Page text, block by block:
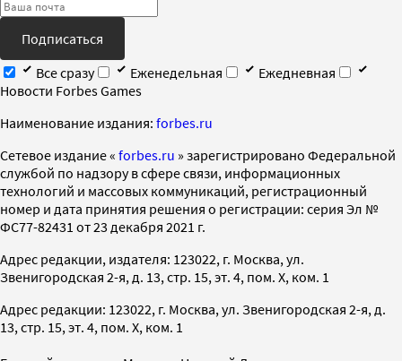
Подписаться
Все сразу
Еженедельная
Ежедневная
Новости Forbes Games
Наименование издания: forbes.ru
Cетевое издание « forbes.ru » зарегистрировано Федеральной
службой по надзору в сфере связи, информационных
технологий и массовых коммуникаций, регистрационный
номер и дата принятия решения о регистрации: серия Эл №
ФС77-82431 от 23 декабря 2021 г.
Адрес редакции, издателя: 123022, г. Москва, ул.
Звенигородская 2-я, д. 13, стр. 15, эт. 4, пом. X, ком. 1
Адрес редакции: 123022, г. Москва, ул. Звенигородская 2-я, д.
13, стр. 15, эт. 4, пом. X, ком. 1